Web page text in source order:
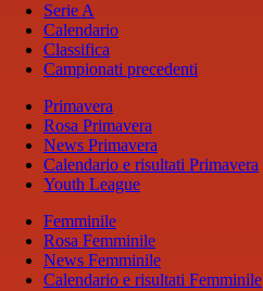
Serie A
Calendario
Classifica
Campionati precedenti
Primavera
Rosa Primavera
News Primavera
Calendario e risultati Primavera
Youth League
Femminile
Rosa Femminile
News Femminile
Calendario e risultati Femminile